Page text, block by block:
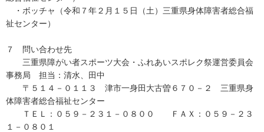
・ボッチャ（令和７年２月１５日（土）三重県身体障害者総合福
祉センター）
７ 問い合わせ先
三重県障がい者スポーツ大会・ふれあいスポレク祭運営委員会
事務局 担当：清水、田中
〒５１４－０１１３ 津市一身田大古曽６７０－２ 三重県身
体障害者総合福祉センター
ＴＥＬ：０５９－２３１－０８００ ＦＡＸ：０５９－２３
１－０８０１